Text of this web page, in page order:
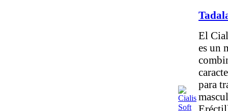
El
es un
para